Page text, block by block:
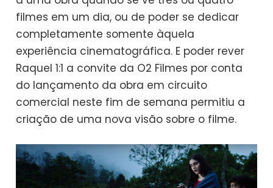
filmes em um dia, ou de poder se dedicar
completamente somente àquela
experiência cinematográfica. E poder rever
Raquel 1:1 a convite da O2 Filmes por conta
do lançamento da obra em circuito
comercial neste fim de semana permitiu a
criação de uma nova visão sobre o filme.